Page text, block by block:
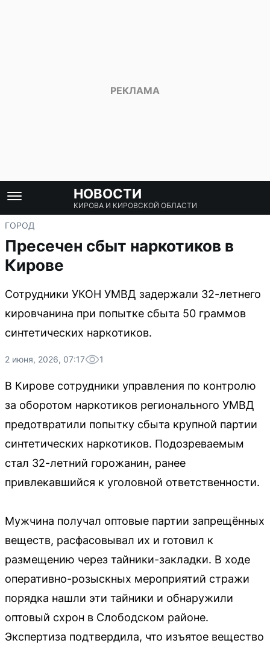
НОВОСТИ
КИРОВА И КИРОВСКОЙ ОБЛАСТИ
ГОРОД
Пресечен сбыт наркотиков в
Кирове
Сотрудники УКОН УМВД задержали 32-летнего
кировчанина при попытке сбыта 50 граммов
синтетических наркотиков.
2 июня, 2026, 07:17 1
В Кирове сотрудники управления по контролю
за оборотом наркотиков регионального УМВД
предотвратили попытку сбыта крупной партии
синтетических наркотиков. Подозреваемым
стал 32-летний горожанин, ранее
привлекавшийся к уголовной ответственности.
Мужчина получал оптовые партии запрещённых
веществ, расфасовывал их и готовил к
размещению через тайники-закладки. В ходе
оперативно-розыскных мероприятий стражи
порядка нашли эти тайники и обнаружили
оптовый схрон в Слободском районе.
Экспертиза подтвердила, что изъятое вещество